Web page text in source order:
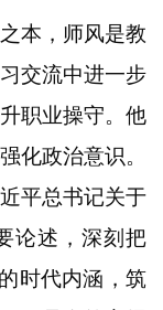
本，师风是教
交流中进一步
职业操守。他
化政治意识。
平总书记关于
论述，深刻把
时代内涵，筑